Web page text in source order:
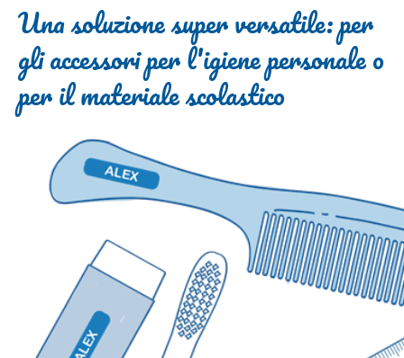
Una soluzione super versatile: per
gli accessori per l'igiene personale o
per il materiale scolastico